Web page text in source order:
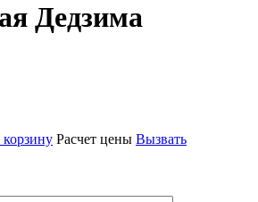
Дедзима
Расчет цены Вызвать